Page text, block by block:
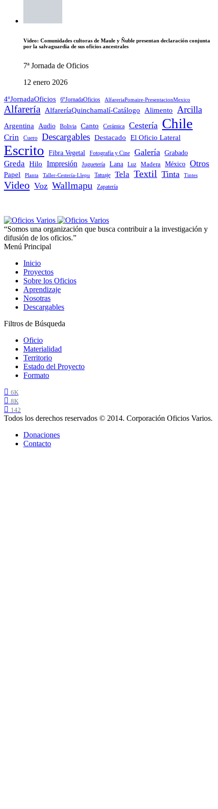
Video: Comunidades cultoras de Maule y Ñuble presentan declaración conjunta
por la salvaguardia de sus oficios ancestrales
7ª Jornada de Oficios
12 enero 2026
4ºJornadaOficios 6ºJornadaOficios AlfareriaPomaire-PresentacionMexico
Alfarería AlfareríaQuinchamalí-Catálogo Alimento Arcilla
Argentina Audio Bolivia Canto Cerámica Cestería Chile
Crin Cuero Descargables Destacado El Oficio Lateral
Escrito Fibra Vegetal Fotografía y Cine Galería Grabado
Greda Hilo Impresión Juguetería Lana Luz Madera México Otros
Papel Planta Taller-Cestería-Llepu Tatuaje Tela Textil Tinta Tintes
Video Voz Wallmapu Zapatería
“Somos una organización que busca contribuir a la investigación y
difusión de los oficios.”
Menú Principal
Inicio
Proyectos
Sobre los Oficios
Aprendizaje
Nosotras
Descargables
Filtros de Búsqueda
Oficio
Materialidad
Territorio
Estado del Proyecto
Formato
6K
8K
142
Todos los derechos reservados © 2014. Corporación Oficios Varios.
Donaciones
Contacto